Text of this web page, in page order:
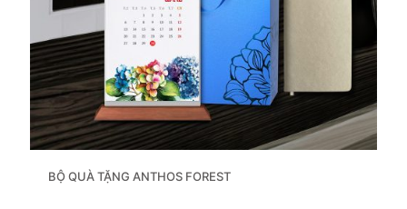
BỘ QUÀ TẶNG ANTHOS FOREST